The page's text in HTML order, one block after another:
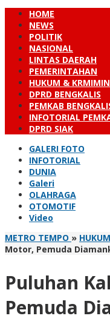
HOME
NEWS
POLITIK
NASIONAL
LINTAS DAERAH
PEMERINTAHAN
HUKUM &
DPRD BENGKALIS
PEMKAB
INFOTORIAL
DPRD SIAK
GALERI FOTO
INFOTORIAL
DUNIA
Galeri
OLAHRAGA
OTOMOTIF
Video
METRO TEMPO »
Motor, Pemuda
Puluhan
Pemuda